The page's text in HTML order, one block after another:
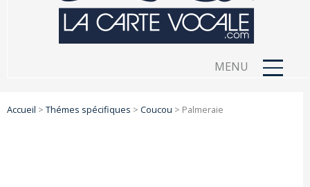
MENU
Accueil > Thémes spécifiques > Coucou > Palmeraie